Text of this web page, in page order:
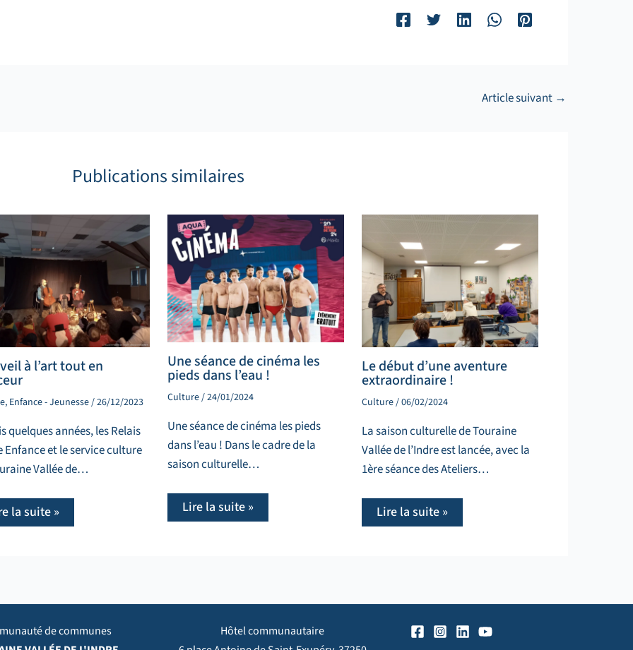
Article suivant →
Publications similaires
à l’art tout en
, Enfance - Jeunesse/26/12/2023
quelques années, les Relais
Enfance et le service culture
Vallée de…
la suite »
Une séance de cinéma les
pieds dans l’eau !
Culture/24/01/2024
Une séance de cinéma les pieds
dans l’eau ! Dans le cadre de la
saison culturelle…
Lire la suite »
Le début d’une aventure
extraordinaire !
Culture/06/02/2024
La saison culturelle de Touraine
Vallée de l’Indre est lancée, avec la
1ère séance des Ateliers…
Lire la suite »
de communes
Hôtel communautaire